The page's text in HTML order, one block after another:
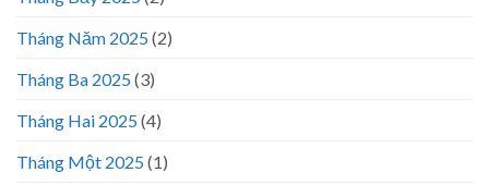
Tháng Năm 2025(2)
Tháng Ba 2025(3)
Tháng Hai 2025(4)
Tháng Một 2025(1)